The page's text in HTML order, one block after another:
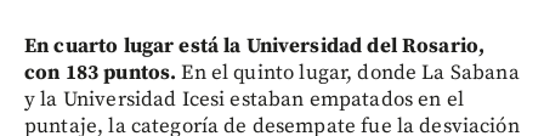
En cuarto lugar está la Universidad del Rosario,
con 183 puntos. En el quinto lugar, donde La Sabana
y la Universidad Icesi estaban empatados en el
puntaje, la categoría de desempate fue la desviación